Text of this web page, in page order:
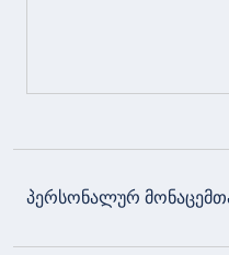
პერსონალურ